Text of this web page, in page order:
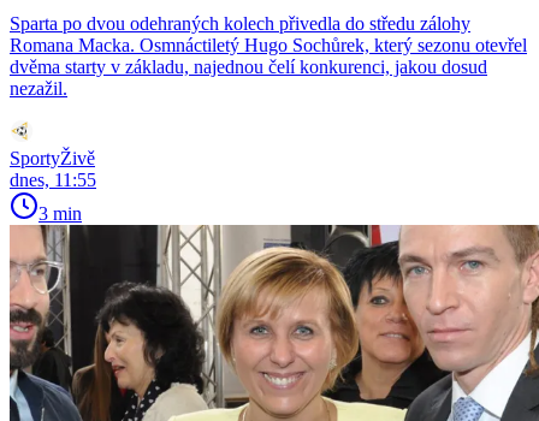
Sparta po dvou odehraných kolech přivedla do středu zálohy
Romana Macka. Osmnáctiletý Hugo Sochůrek, který sezonu otevřel
dvěma starty v základu, najednou čelí konkurenci, jakou dosud
nezažil.
SportyŽivě
dnes, 11:55
3 min